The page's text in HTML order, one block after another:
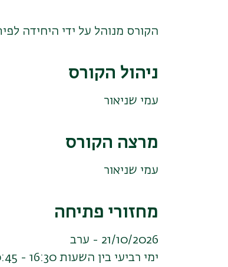
הקורס מנוהל על ידי היחידה
ניהול הקורס
עמי שניאור
מרצה הקורס
עמי שניאור
מחזורי פתיחה
21/10/2026 - ערב
ימי רביעי בין השעות 16:30 - 20:45